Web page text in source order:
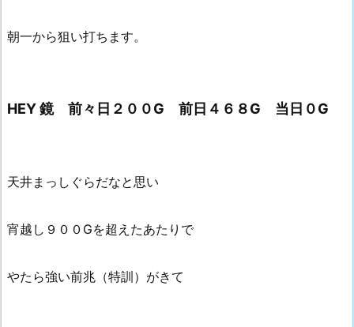
朝一から狙い打ちます。
HEY 鏡 前々日２００G 前日４６８G 当日０G
天井まっしぐらだなと思い
宵越し９００Gを超えたあたりで
やたら強い前兆（特訓）がきて